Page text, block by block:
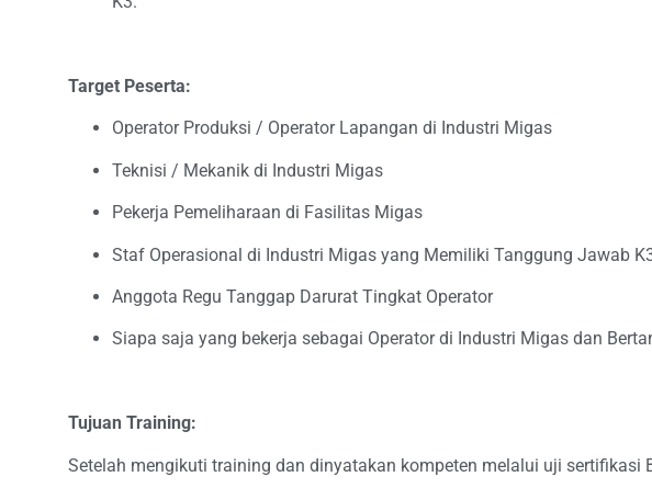
Target Peserta:
Operator Produksi / Operator Lapangan di Industri Migas
Teknisi / Mekanik di Industri Migas
Pekerja Pemeliharaan di Fasilitas Migas
Staf Operasional di Industri Migas yang Memiliki Tanggung Jawab
Anggota Regu Tanggap Darurat Tingkat Operator
Siapa saja yang bekerja sebagai Operator di Industri Migas dan
Tujuan Training:
Setelah mengikuti training dan dinyatakan kompeten melalui uji sertifikasi